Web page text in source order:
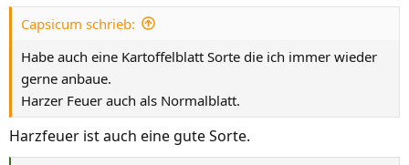
n
e
n
Capsicum schrieb:
Habe auch eine Kartoffelblatt Sorte die ich immer wieder
gerne anbaue.
Harzer Feuer auch als Normalblatt.
Harzfeuer ist auch eine gute Sorte.